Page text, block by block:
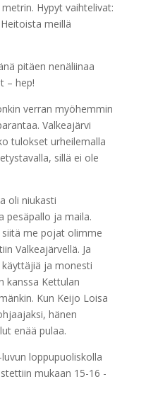
Hypyt vaihtelivat:
meillä
pitäen nenäliinaa
– hep!
verran myöhemmin
Valkeajärvi
tulokset urheilemalla
sillä ei ole
oli niukasti
pesäpallo ja maila.
siitä me pojat olimme
Valkeajärvellä. Ja
ja monesti
kanssa Kettulan
Kun Keijo Loisa
hänen
enää pulaa.
loppupuoliskolla
mukaan 15-16 -